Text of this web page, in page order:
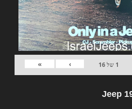
1 של16
›
»